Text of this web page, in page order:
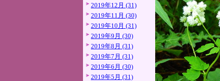
2019年12月 (31)
2019年11月 (30)
2019年10月 (31)
2019年9月 (30)
2019年8月 (31)
2019年7月 (31)
2019年6月 (30)
2019年5月 (31)